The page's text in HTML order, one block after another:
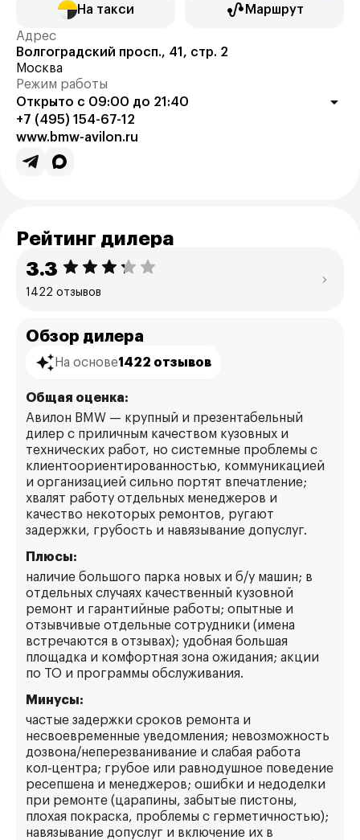
На такси Маршрут
Адрес
Волгоградский просп., 41, стр. 2
Москва
Режим работы
Открыто с 09:00 до 21:40
+7 (495) 154-67-12
www.bmw-avilon.ru
Рейтинг дилера
3.3
1422 отзывов
Обзор дилера
На основе1422 отзывов
Общая оценка:
Авилон BMW — крупный и презентабельный
дилер с приличным качеством кузовных и
технических работ, но системные проблемы с
клиентоориентированностью, коммуникацией
и организацией сильно портят впечатление;
хвалят работу отдельных менеджеров и
качество некоторых ремонтов, ругают
задержки, грубость и навязывание допуслуг.
Плюсы:
наличие большого парка новых и б/у машин; в
отдельных случаях качественный кузовной
ремонт и гарантийные работы; опытные и
отзывчивые отдельные сотрудники (имена
встречаются в отзывах); удобная большая
площадка и комфортная зона ожидания; акции
по ТО и программы обслуживания.
Минусы:
частые задержки сроков ремонта и
несвоевременные уведомления; невозможность
дозвона/неперезванивание и слабая работа
кол‑центра; грубое или равнодушное поведение
ресепшена и менеджеров; ошибки и недоделки
при ремонте (царапины, забытые пистоны,
плохая покраска, проблемы с герметичностью);
навязывание допуслуг и включение их в